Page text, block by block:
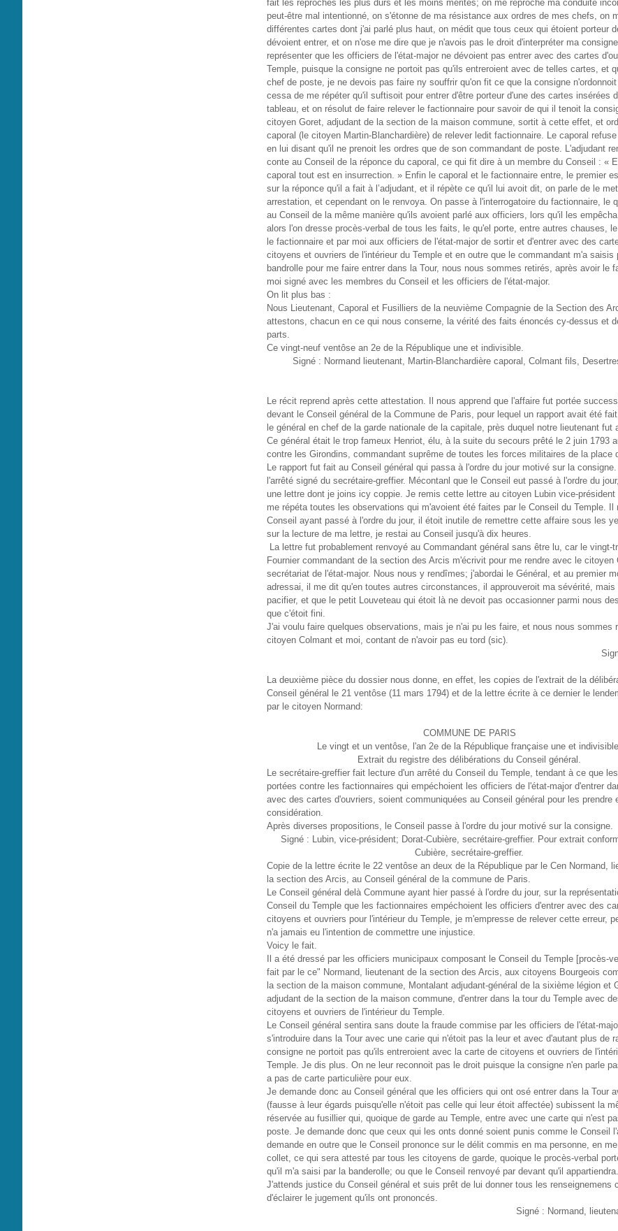
fait les reproches les plus durs et les moins mérités; on me reproche ma conduite
peut-être mal intentionné, on s'étonne de ma résistance aux ordres de mes chefs, on
différentes cartes dont j'ai parlé plus haut, on médit que tous ceux qui étoient porteur
dévoient entrer, et on n'ose me dire que je n'avois pas le droit d'interpréter ma
représenter que les officiers de l'état-major ne dévoient pas entrer avec des cartes
Temple, puisque la consigne ne portoit pas qu'ils entreroient avec de telles cartes, et
chef de poste, je ne devois pas faire ny souffrir qu'on fit ce que la consigne
cessa de me répéter qu'il suftisoit pour entrer d'être porteur d'une des cartes insérées
tableau, et on résolut de faire relever le factionnaire pour savoir de qui il tenoit la
citoyen Goret, adjudant de la section de la maison commune, sortit à cette effet, et
caporal (le citoyen Martin-Blanchardière) de relever ledit factionnaire. Le caporal
en lui disant qu'il ne prenoit les ordres que de son commandant de poste. L'adjudant
conte au Conseil de la réponce du caporal, ce qui fit dire à un membre du Conseil : «
caporal tout est en insurrection. » Enfin le caporal et le factionnaire entre, le premier
sur la réponce qu'il a fait à l’adjudant, et il répète ce qu'il lui avoit dit, on parle de le
arrestation, et cependant on le renvoya. On passe à l'interrogatoire du factionnaire, le
au Conseil de la même manière qu'ils avoient parlé aux officiers, lors qu'il les
alors l'on dresse procès-verbal de tous les faits, le qu'el porte, entre autres chauses,
le factionnaire et par moi aux officiers de l'état-major de sortir et d'entrer avec des
citoyens et ouvriers de l'intérieur du Temple et en outre que le commandant m'a saisis
bandrolle pour me faire entrer dans la Tour, nous nous sommes retirés, après avoir le
moi signé avec les membres du Conseil et les officiers de l'état-major.
On lit plus bas :
Nous Lieutenant, Caporal et Fusilliers de la neuvième Compagnie de la Section des
attestons, chacun en ce qui nous conserne, la vérité des faits énoncés cy-dessus et
parts.
Ce vingt-neuf ventôse an 2e de la République une et indivisible.
Signé : Normand lieutenant, Martin-Blanchardière caporal, Colmant fils,
Le récit reprend après cette attestation. Il nous apprend que l'affaire fut portée
devant le Conseil général de la Commune de Paris, pour lequel un rapport avait été
le général en chef de la garde nationale de la capitale, près duquel notre lieutenant fut
Ce général était le trop fameux Henriot, élu, à la suite du secours prêté le 2 juin 1793
contre les Girondins, commandant suprême de toutes les forces militaires de la place
Le rapport fut fait au Conseil général qui passa à l'ordre du jour motivé sur la
l'arrêté signé du secrétaire-greffier. Mécontanl que le Conseil eut passé à l'ordre du
une lettre dont je joins icy coppie. Je remis cette lettre au citoyen Lubin vice-président
me répéta toutes les observations qui m'avoient été faites par le Conseil du Temple. Il
Conseil ayant passé à l'ordre du jour, il étoit inutile de remettre cette affaire sous les
sur la lecture de ma lettre, je restai au Conseil jusqu'à dix heures.
La lettre fut probablement renvoyé au Commandant général sans être lu, car le vingt-
Fournier commandant de la section des Arcis m'écrivit pour me rendre avec le citoyen
secrétariat de l'état-major. Nous nous y rendîmes; j'abordai le Général, et au premier
adressai, il me dit qu'en toutes autres circonstances, il approuveroit ma sévérité, mais
pacifier, et que le petit Louveteau qui étoit là ne devoit pas occasionner parmi nous
que c'étoit fini.
J'ai voulu faire quelques observations, mais je n'ai pu les faire, et nous nous sommes
citoyen Colmant et moi, contant de n'avoir pas eu tord (sic).
La deuxième pièce du dossier nous donne, en effet, les copies de l'extrait de la
Conseil général le 21 ventôse (11 mars 1794) et de la lettre écrite à ce dernier le
par le citoyen Normand:
COMMUNE DE PARIS
Le vingt et un ventôse, l'an 2e de la République française une et
Extrait du registre des délibérations du Conseil général.
Le secrétaire-greffier fait lecture d'un arrêté du Conseil du Temple, tendant à ce que
portées contre les factionnaires qui empéchoient les officiers de l'état-major d'entrer
avec des cartes d'ouvriers, soient communiquées au Conseil général pour les prendre
considération.
Après diverses propositions, le Conseil passe à l'ordre du jour motivé sur la consigne.
Signé : Lubin, vice-président; Dorat-Cubière, secrétaire-greffier. Pour extrait
Cubière, secrétaire-greffier.
Copie de la lettre écrite le 22 ventôse an deux de la République par le Cen Normand,
la section des Arcis, au Conseil général de la commune de Paris.
Le Conseil général delà Commune ayant hier passé à l'ordre du jour, sur la
Conseil du Temple que les factionnaires empéchoient les officiers d'entrer avec des
citoyens et ouvriers pour l'intérieur du Temple, je m'empresse de relever cette erreur,
n'a jamais eu l'intention de commettre une injustice.
Voicy le fait.
Il a été dressé par les officiers municipaux composant le Conseil du Temple [procès-
fait par le ce" Normand, lieutenant de la section des Arcis, aux citoyens Bourgeois
la section de la maison commune, Montalant adjudant-général de la sixième légion et
adjudant de la section de la maison commune, d'entrer dans la tour du Temple avec
citoyens et ouvriers de l'intérieur du Temple.
Le Conseil général sentira sans doute la fraude commise par les officiers de l'état-
s'introduire dans la Tour avec une carie qui n'étoit pas la leur et avec d'autant plus de
consigne ne portoit pas qu'ils entreroient avec la carte de citoyens et ouvriers de
Temple. Je dis plus. On ne leur reconnoit pas le droit puisque la consigne n'en parle
a pas de carte particulière pour eux.
Je demande donc au Conseil général que les officiers qui ont osé entrer dans la Tour
(fausse à leur égards puisqu'elle n'étoit pas celle qui leur étoit affectée) subissent la
réservée au fusillier qui, quoique de garde au Temple, entre avec une carte qui n'est
poste. Je demande donc que ceux qui les onts donné soient punis comme le Conseil
demande en outre que le Conseil prononce sur le délit commis en ma personne, en
collet, ce qui sera attesté par tous les citoyens de garde, quoique le procès-verbal
qu'il m'a saisi par la banderolle; ou que le Conseil renvoyé par devant qu'il appartiendra.
J'attends justice du Conseil général et suis prêt de lui donner tous les renseignemens
d'éclairer le jugement qu'ils ont prononcés.
Signé : Normand,